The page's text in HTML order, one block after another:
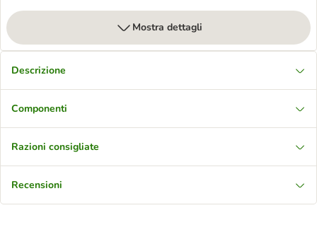
Mostra dettagli
Descrizione
Componenti
Razioni consigliate
Recensioni